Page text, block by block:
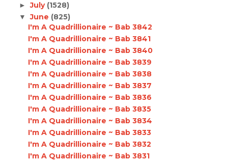
►July (1528)
▼June (825)
I'm A Quadrillionaire ~ Bab 3842
I'm A Quadrillionaire ~ Bab 3841
I'm A Quadrillionaire ~ Bab 3840
I'm A Quadrillionaire ~ Bab 3839
I'm A Quadrillionaire ~ Bab 3838
I'm A Quadrillionaire ~ Bab 3837
I'm A Quadrillionaire ~ Bab 3836
I'm A Quadrillionaire ~ Bab 3835
I'm A Quadrillionaire ~ Bab 3834
I'm A Quadrillionaire ~ Bab 3833
I'm A Quadrillionaire ~ Bab 3832
I'm A Quadrillionaire ~ Bab 3831